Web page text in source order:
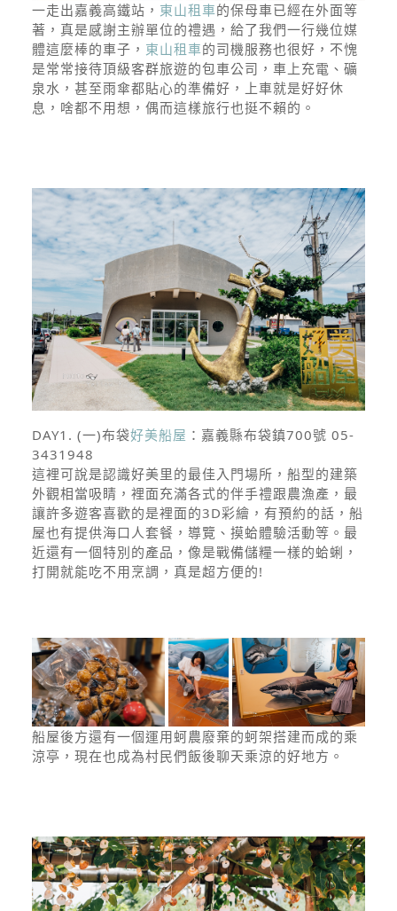
一走出嘉義高鐵站， 東山租車的保母車已經在外面等
著，真是感謝主辦單位的禮遇，給了我們一行幾位媒
體這麼棒的車子， 東山租車的司機服務也很好，不愧
是常常接待頂級客群旅遊的包車公司，車上充電、礦
泉水，甚至雨傘都貼心的準備好，上車就是好好休
息，啥都不用想，偶而這樣旅行也挺不賴的。
DAY1. (一)布袋好美船屋 ：嘉義縣布袋鎮700號 05-
3431948
這裡可說是認識好美里的最佳入門場所，船型的建築
外觀相當吸睛，裡面充滿各式的伴手禮跟農漁產，最
讓許多遊客喜歡的是裡面的3D彩繪，有預約的話，船
屋也有提供海口人套餐，導覽、摸蛤體驗活動等。最
近還有一個特別的產品，像是戰備儲糧一樣的蛤蜊，
打開就能吃不用烹調，真是超方便的!
船屋後方還有一個運用蚵農廢棄的蚵架搭建而成的乘
涼亭，現在也成為村民們飯後聊天乘涼的好地方。